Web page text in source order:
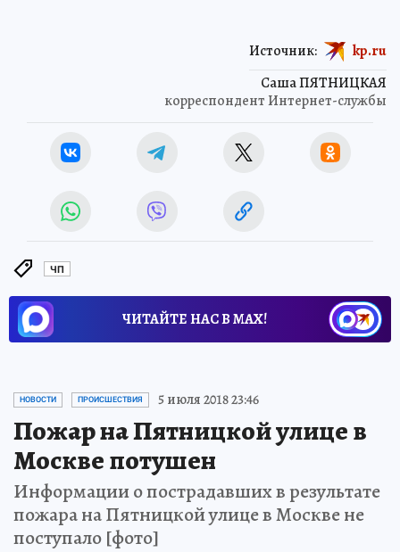
Саша ПЯТНИЦКАЯ
корреспондент Интернет-службы
Источник: kp.ru
ЧП
ЧИТАЙТЕ НАС В МАХ!
НОВОСТИ ПРОИСШЕСТВИЯ 5 июля 2018 23:46
Пожар на Пятницкой улице в
Москве потушен
Информации о пострадавших в результате
пожара на Пятницкой улице в Москве не
поступало [фото]